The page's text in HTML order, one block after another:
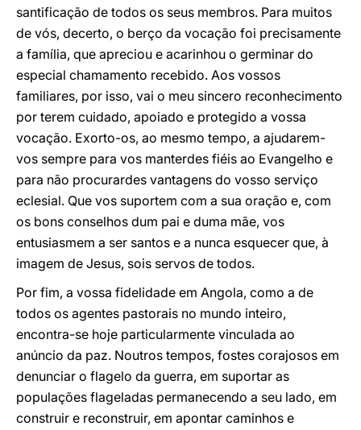
santificação de todos os seus membros. Para muitos
de vós, decerto, o berço da vocação foi precisamente
a família, que apreciou e acarinhou o germinar do
especial chamamento recebido. Aos vossos
familiares, por isso, vai o meu sincero reconhecimento
por terem cuidado, apoiado e protegido a vossa
vocação. Exorto-os, ao mesmo tempo, a ajudarem-
vos sempre para vos manterdes fiéis ao Evangelho e
para não procurardes vantagens do vosso serviço
eclesial. Que vos suportem com a sua oração e, com
os bons conselhos dum pai e duma mãe, vos
entusiasmem a ser santos e a nunca esquecer que, à
imagem de Jesus, sois servos de todos.
Por fim, a vossa fidelidade em Angola, como a de
todos os agentes pastorais no mundo inteiro,
encontra-se hoje particularmente vinculada ao
anúncio da paz. Noutros tempos, fostes corajosos em
denunciar o flagelo da guerra, em suportar as
populações flageladas permanecendo a seu lado, em
construir e reconstruir, em apontar caminhos e